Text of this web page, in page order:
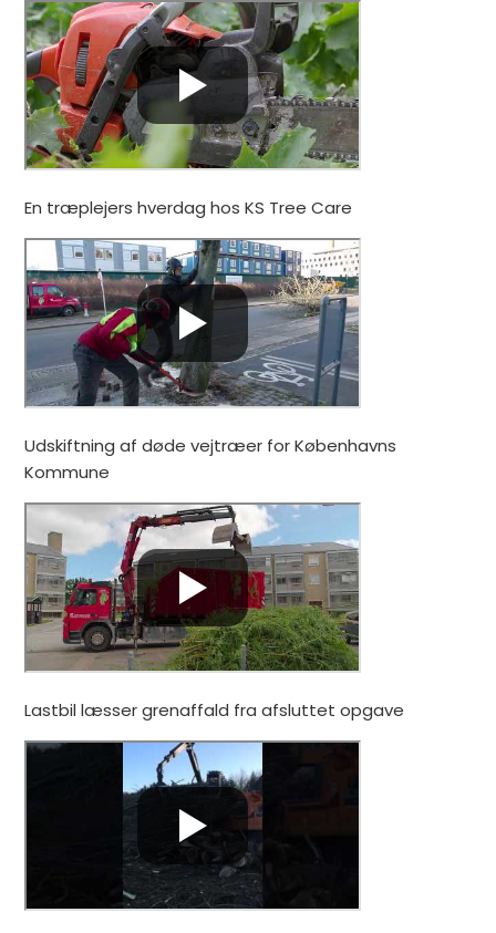
En træplejers hverdag hos KS Tree Care
Udskiftning af døde vejtræer for Københavns
Kommune
Lastbil læsser grenaffald fra afsluttet opgave